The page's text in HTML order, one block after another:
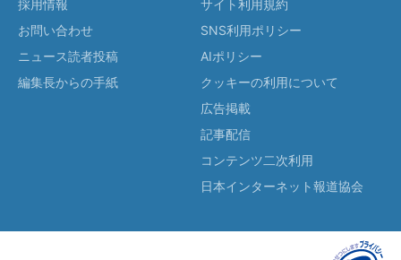
採用情報
お問い合わせ
ニュース読者投稿
編集長からの手紙
サイト利用規約
SNS利用ポリシー
AIポリシー
クッキーの利用について
広告掲載
記事配信
コンテンツ二次利用
日本インターネット報道協会